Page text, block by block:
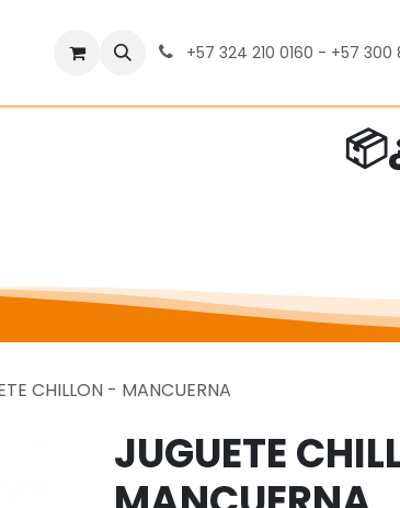
Blog Contáctenos Política de
+57 324 210 0160 - +57 300
CHILLON - MANCUERNA
JUGUETE